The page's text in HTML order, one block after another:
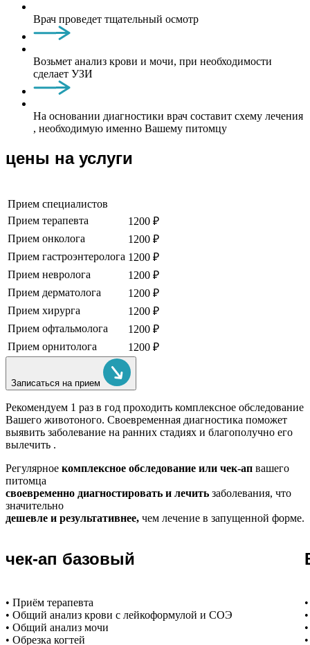
Врач проведет тщательный осмотр
Возьмет анализ крови и мочи, при необходимости
сделает УЗИ
На основании диагностики врач составит схему лечения
, необходимую именно Вашему питомцу
цены на услуги
Прием специалистов
Прием терапевта
1200 ₽
Прием онколога
1200 ₽
Прием гастроэнтеролога 1200 ₽
Прием невролога
1200 ₽
Прием дерматолога
1200 ₽
Прием хирурга
1200 ₽
Прием офтальмолога
1200 ₽
Прием орнитолога
1200 ₽
Записаться на прием
Рекомендуем 1 раз в год проходить комплексное обследование
Вашего животоного. Своевременная диагностика поможет
выявить заболевание на ранних стадиях и благополучно его
вылечить .
Регулярное комплексное обследование или чек-ап вашего
питомца
своевременно диагностировать и лечить заболевания, что
значительно
дешевле и результативнее, чем лечение в запущенной форме.
чек-ап базовый
• Приём терапевта
• Общий анализ крови с лейкоформулой и СОЭ
• Общий анализ мочи
• Обрезка когтей